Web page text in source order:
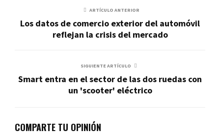
ARTÍCULO ANTERIOR
Los datos de comercio exterior del automóvil
reflejan la crisis del mercado
SIGUIENTE ARTÍCULO
Smart entra en el sector de las dos ruedas con
un 'scooter' eléctrico
COMPARTE TU OPINIÓN